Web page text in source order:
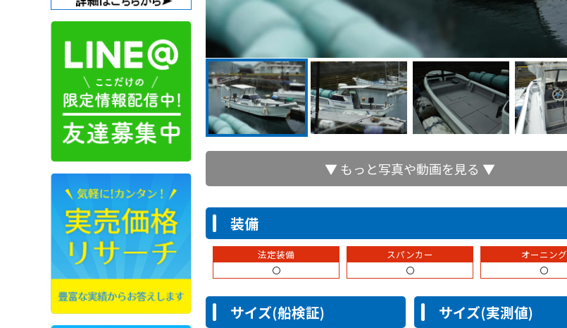
▼ もっと写真や動画を見る ▼
装備
法定装備
〇
スパンカー
〇
オーニング
〇
サイズ(船検証) サイズ(実測値)